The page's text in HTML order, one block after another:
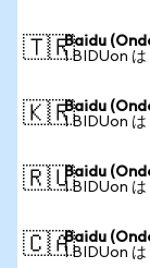
🇹🇷Baidu
1 BIDUon
🇰🇷Baidu
1 BIDUon
🇷🇺Baidu
1 BIDUon
🇨🇦Baidu
1 BIDUon は